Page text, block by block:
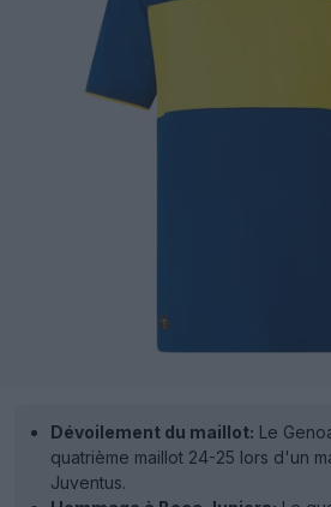
Dévoilement du maillot: Le
quatrième maillot 24-25 lors d'un
Juventus.